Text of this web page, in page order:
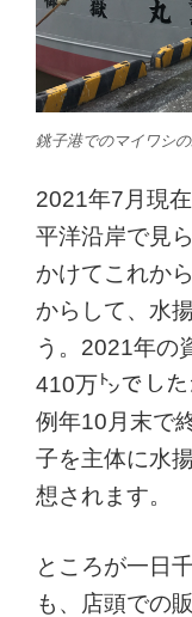
銚子港でのマイワシ
2021年7月現
平洋沿岸で見
かけてこれか
からして、水
う。2021年の
410万㌧でし
例年10月末で
子を主体に水
想されます。
ところが一日
も、店頭での